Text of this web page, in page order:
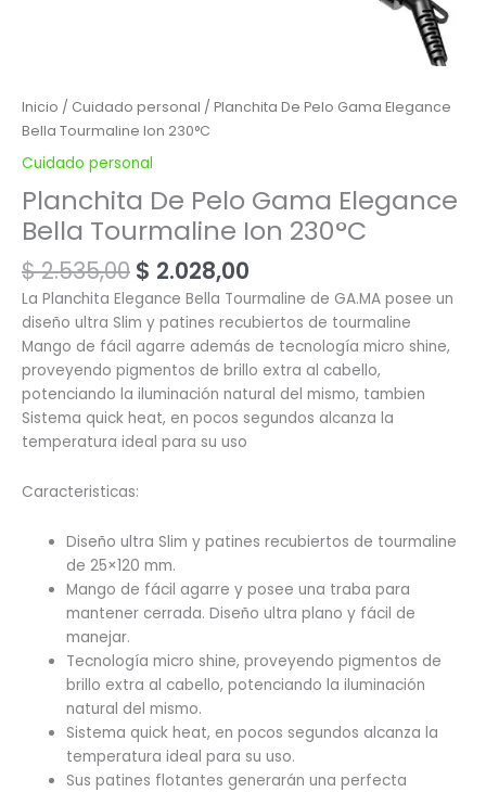
Inicio / Cuidado personal / Planchita De Pelo Gama Elegance
Bella Tourmaline Ion 230°C
Cuidado personal
Planchita De Pelo Gama Elegance
Bella Tourmaline Ion 230°C
$2.535,00 $ 2.028,00
La Planchita Elegance Bella Tourmaline de GA.MA posee un
diseño ultra Slim y patines recubiertos de tourmaline
Mango de fácil agarre además de tecnología micro shine,
proveyendo pigmentos de brillo extra al cabello,
potenciando la iluminación natural del mismo, tambien
Sistema quick heat, en pocos segundos alcanza la
temperatura ideal para su uso
Caracteristicas:
Diseño ultra Slim y patines recubiertos de tourmaline
de 25×120 mm.
Mango de fácil agarre y posee una traba para
mantener cerrada. Diseño ultra plano y fácil de
manejar.
Tecnología micro shine, proveyendo pigmentos de
brillo extra al cabello, potenciando la iluminación
natural del mismo.
Sistema quick heat, en pocos segundos alcanza la
temperatura ideal para su uso.
Sus patines flotantes generarán una perfecta